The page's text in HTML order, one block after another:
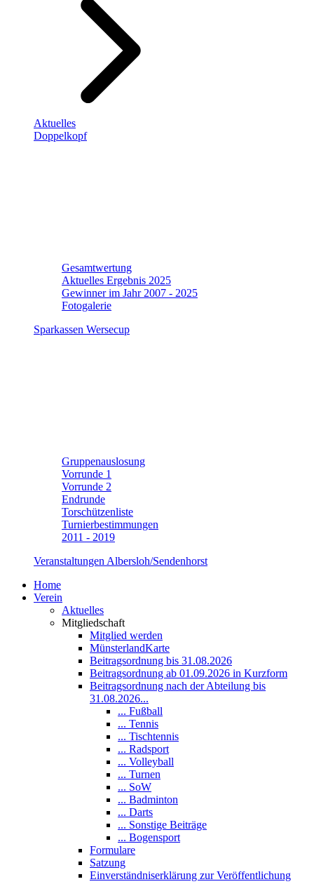
Aktuelles
Doppelkopf
Gesamtwertung
Aktuelles Ergebnis 2025
Gewinner im Jahr 2007 - 2025
Fotogalerie
Sparkassen Wersecup
Gruppenauslosung
Vorrunde 1
Vorrunde 2
Endrunde
Torschützenliste
Turnierbestimmungen
2011 - 2019
Veranstaltungen Albersloh/Sendenhorst
Home
Verein
Aktuelles
Mitgliedschaft
Mitglied werden
MünsterlandKarte
Beitragsordnung bis 31.08.2026
Beitragsordnung ab 01.09.2026 in Kurzform
Beitragsordnung nach der Abteilung bis
31.08.2026...
... Fußball
... Tennis
... Tischtennis
... Radsport
... Volleyball
... Turnen
... SoW
... Badminton
... Darts
... Sonstige Beiträge
... Bogensport
Formulare
Satzung
Einverständniserklärung zur Veröffentlichung